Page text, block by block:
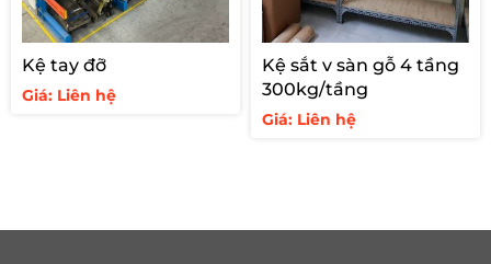
Kệ tay đỡ
Giá: Liên hệ
Kệ sắt v sàn gỗ 4 tầng
300kg/tầng
Giá: Liên hệ